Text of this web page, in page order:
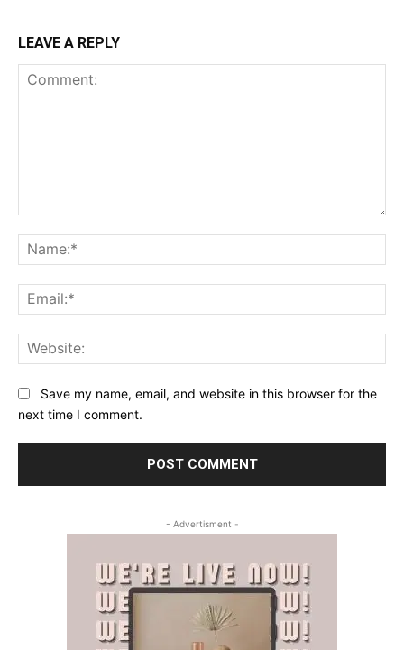
LEAVE A REPLY
Save my name, email, and website in this browser for the
next time I comment.
- Advertisment -